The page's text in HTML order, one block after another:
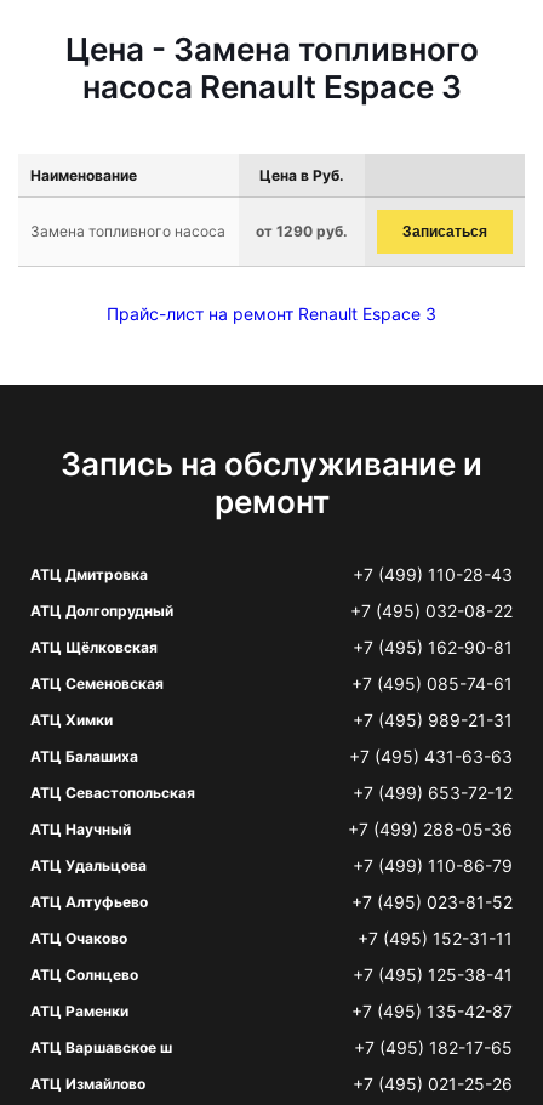
Цена - Замена топливного
насоса Renault Espace 3
Наименование Цена в Руб.
Замена топливного насоса от 1290 руб. Записаться
Прайс-лист на ремонт Renault Espace 3
Запись на обслуживание и
ремонт
АТЦ Дмитровка +7 (499) 110-28-43
АТЦ Долгопрудный +7 (495) 032-08-22
АТЦ Щёлковская +7 (495) 162-90-81
АТЦ Семеновская +7 (495) 085-74-61
АТЦ Химки +7 (495) 989-21-31
АТЦ Балашиха +7 (495) 431-63-63
АТЦ Севастопольская +7 (499) 653-72-12
АТЦ Научный +7 (499) 288-05-36
АТЦ Удальцова +7 (499) 110-86-79
АТЦ Алтуфьево +7 (495) 023-81-52
АТЦ Очаково +7 (495) 152-31-11
АТЦ Солнцево +7 (495) 125-38-41
АТЦ Раменки +7 (495) 135-42-87
АТЦ Варшавское ш +7 (495) 182-17-65
АТЦ Измайлово +7 (495) 021-25-26